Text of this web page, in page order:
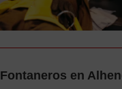
Fontaneros en